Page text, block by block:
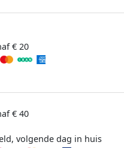
€ 20
€ 40
volgende dag in huis